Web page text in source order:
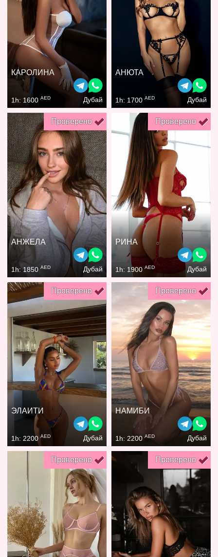
КАРОЛИНА
1h: 1600 AED Дубай
АНЮТА
1h: 1700 AED Дубай
Проверено
АНЖЕЛА
1h: 1850 AED Дубай
Проверено
РИНА
1h: 1900 AED Дубай
Проверено
ЭЛАИТИ
1h: 2200 AED Дубай
Проверено
НАМИБИ
1h: 2200 AED Дубай
Проверено Проверено